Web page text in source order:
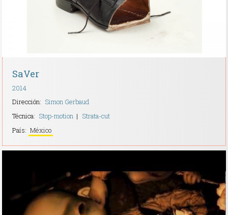
SaVer
2014
Dirección: Simon Gerbaud
Técnica: Stop-motion
Strata-cut
País: México